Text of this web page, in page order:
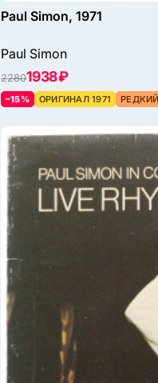
Paul Simon, 1971
Paul Simon
22801938 ₽
–15% ОРИГИНАЛ 1971 РЕДКИЙ